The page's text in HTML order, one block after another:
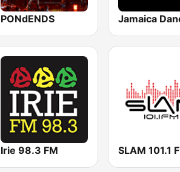
PONdENDS
Irie 98.3 FM SLAM 101.1